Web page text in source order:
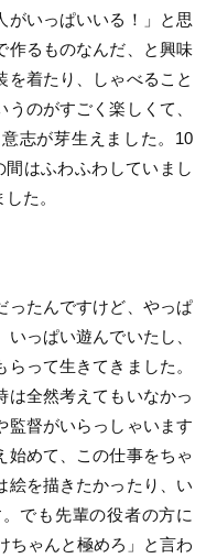
がいっぱいいる！」と思
作るものなんだ、と興味
を着たり、しゃべること
のがすごく楽しくて、
志が芽生えました。10
はふわふわしていまし
た。
ったんですけど、やっぱ
っぱい遊んでいたし、
って生きてきました。
は全然考えてもいなかっ
監督がいらっしゃいます
始めて、この仕事をちゃ
絵を描きたかったり、い
でも先輩の役者の方に
ちゃんと極めろ」と言わ